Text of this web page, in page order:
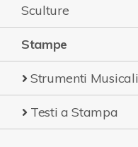
Sculture
Stampe
Strumenti Musicali
Testi a Stampa